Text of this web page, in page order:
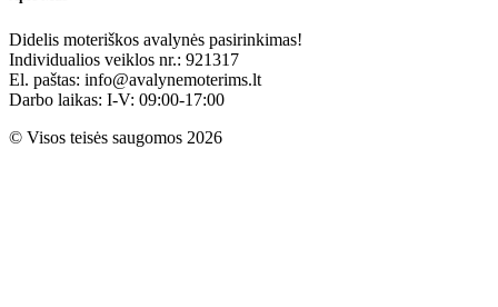
Didelis moteriškos avalynės pasirinkimas!
Individualios veiklos nr.: 921317
El. paštas: info@avalynemoterims.lt
Darbo laikas: I-V: 09:00-17:00
© Visos teisės saugomos 2026